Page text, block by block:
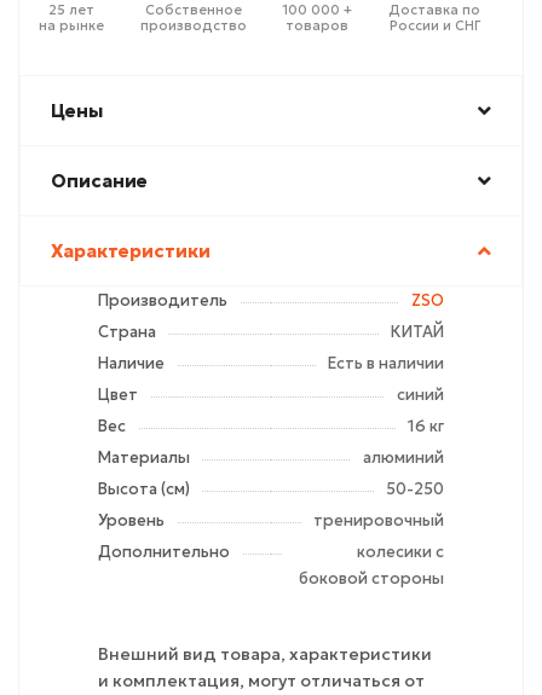
25 лет
на рынке
Собственное
производство
100 000 +
товаров
Доставка по
России и СНГ
Цены
Описание
Характеристики
Производитель
ZSO
Страна
КИТАЙ
Наличие
Есть в наличии
Цвет
синий
Вес
16 кг
Материалы
алюминий
Высота (см)
50-250
Уровень
тренировочный
Дополнительно
колесики с
боковой стороны
Внешний вид товара, характеристики
и комплектация, могут отличаться от